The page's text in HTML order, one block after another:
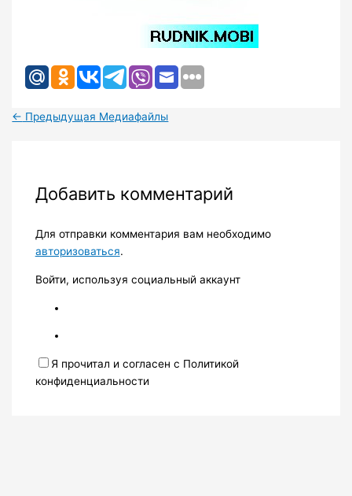
← Предыдущая Медиафайлы
Добавить комментарий
Для отправки комментария вам необходимо
авторизоваться.
Войти, используя социальный аккаунт
Я прочитал и согласен с Политикой
конфиденциальности